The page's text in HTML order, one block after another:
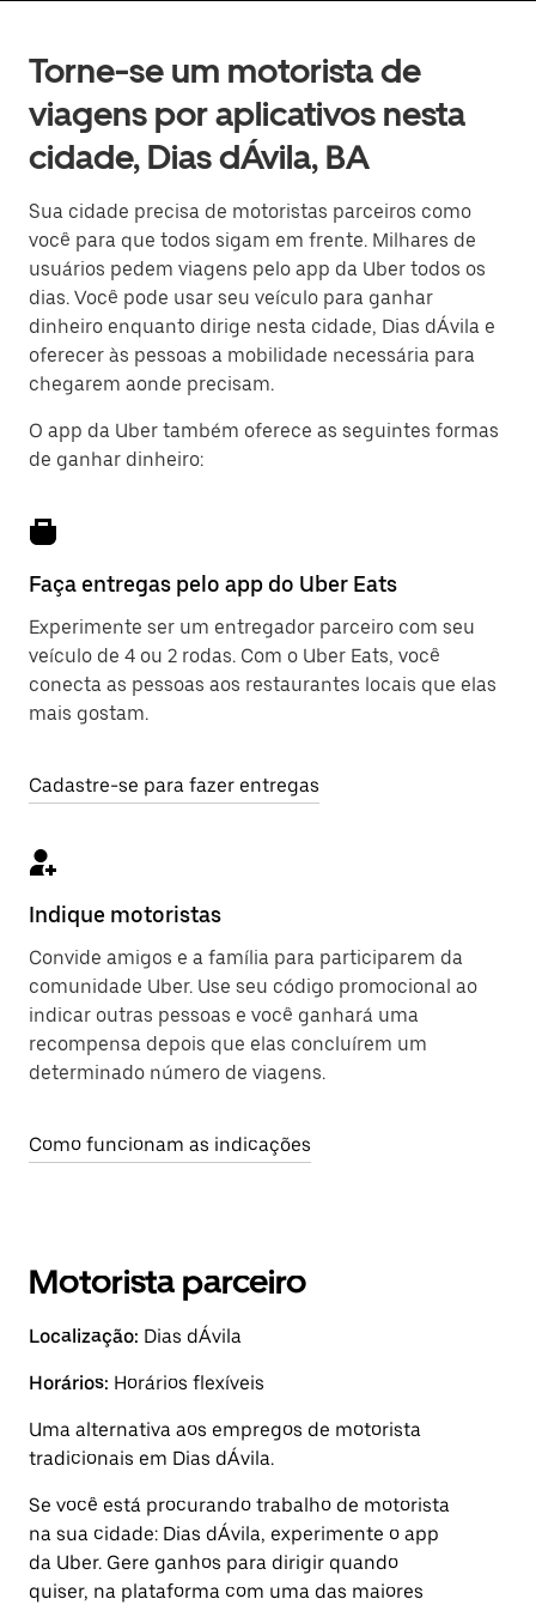
Torne-se um motorista de
viagens por aplicativos nesta
cidade, Dias dÁvila, BA
Sua cidade precisa de motoristas parceiros como
você para que todos sigam em frente. Milhares de
usuários pedem viagens pelo app da Uber todos os
dias. Você pode usar seu veículo para ganhar
dinheiro enquanto dirige nesta cidade, Dias dÁvila e
oferecer às pessoas a mobilidade necessária para
chegarem aonde precisam.
O app da Uber também oferece as seguintes formas
de ganhar dinheiro:
Faça entregas pelo app do Uber Eats
Experimente ser um entregador parceiro com seu
veículo de 4 ou 2 rodas. Com o Uber Eats, você
conecta as pessoas aos restaurantes locais que elas
mais gostam.
Cadastre-se para fazer entregas
Indique motoristas
Convide amigos e a família para participarem da
comunidade Uber. Use seu código promocional ao
indicar outras pessoas e você ganhará uma
recompensa depois que elas concluírem um
determinado número de viagens.
Como funcionam as indicações
Motorista parceiro
Localização: Dias dÁvila
Horários: Horários flexíveis
Uma alternativa aos empregos de motorista
tradicionais em Dias dÁvila.
Se você está procurando trabalho de motorista
na sua cidade: Dias dÁvila, experimente o app
da Uber. Gere ganhos para dirigir quando
quiser, na plataforma com uma das maiores